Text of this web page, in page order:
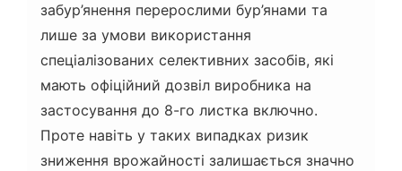
забур’янення перерослими бур’янами та
лише за умови використання
спеціалізованих селективних засобів, які
мають офіційний дозвіл виробника на
застосування до 8-го листка включно.
Проте навіть у таких випадках ризик
зниження врожайності залишається значно